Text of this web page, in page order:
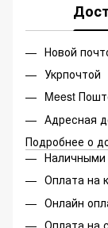
Новой
Укрпочтой
Meest
Адресная
Подробнее о
Наличными
Оплата на
Онлайн